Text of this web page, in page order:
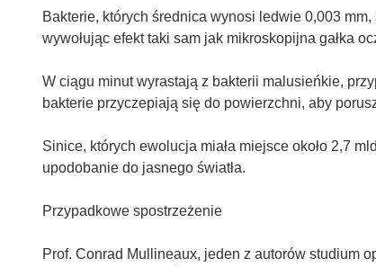
Bakterie, których średnica wynosi ledwie 0,003
wywołując efekt taki sam jak mikroskopijna gałka
W ciągu minut wyrastają z bakterii malusieńkie,
bakterie przyczepiają się do powierzchni, aby
Sinice, których ewolucja miała miejsce około 2,7
upodobanie do jasnego światła.
Przypadkowe spostrzeżenie
Prof. Conrad Mullineaux, jeden z autorów studium